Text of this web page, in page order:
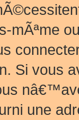
mÃªme
Si vous
une